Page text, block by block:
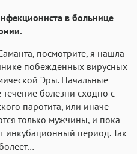
в больнице
посмотрите, я нашла
побежденных вирусных
Эры. Начальные
болезни сходно с
паротита, или иначе
только мужчины, и пока
инкубационный период. Так